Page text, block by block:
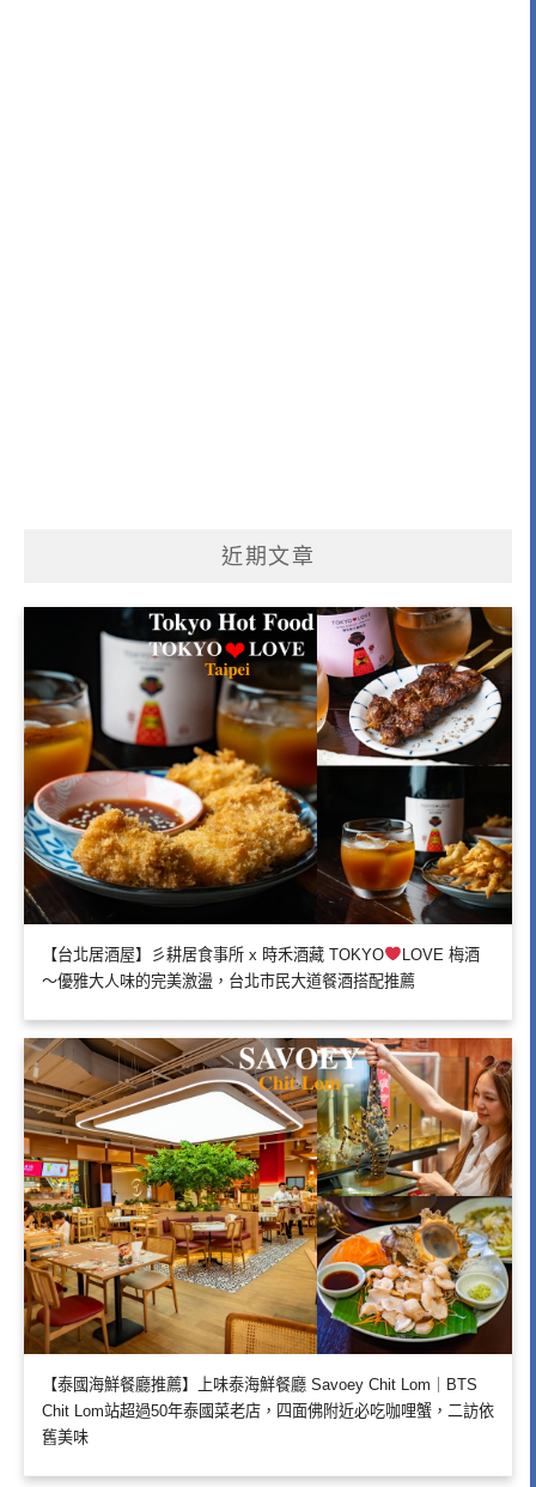
近期文章
【台北居酒屋】彡耕居食事所 x 時禾酒藏 TOKYO
LOVE 梅酒
～優雅大人味的完美激盪，台北市民大道餐酒搭配推薦
【泰國海鮮餐廳推薦】上味泰海鮮餐廳 Savoey Chit Lom｜BTS
Chit Lom站超過50年泰國菜老店，四面佛附近必吃咖哩蟹，二訪依
舊美味